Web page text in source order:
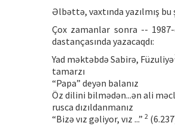
Əlbəttə, vaxtında yazılmış
Çox zamanlar sonra --
dastançasında yazacaqdı:
Yad məktəbdə Sabirə, Füzuliyə
tamarzı
“Papa” deyən balanız
Öz dilini bilmədən...ən ali
rusca dızıldanmanız
“Bizə vız gəliyor, vız ...” 2